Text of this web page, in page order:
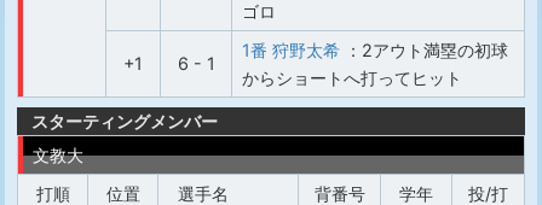
ゴロ
+1 6 - 1
1番 狩野太希 ：2アウト満塁の初球
からショートへ打ってヒット
スターティングメンバー
文教大
打順
位置 選手名 背番号 学年
投/打